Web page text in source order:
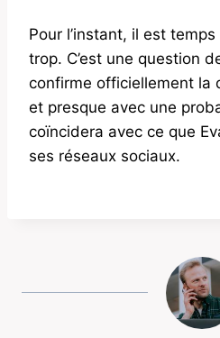
Pour l’instant, il est
trop. C’est une question
confirme officiellement la
et presque avec une
coïncidera avec ce que
ses réseaux sociaux.